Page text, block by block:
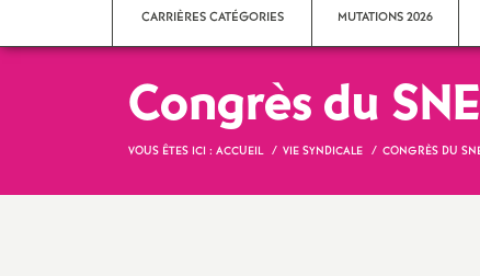
n
d
i
c
CARRIÈRES CATÉGORIES
Avancement d’échelon
MUTATIONS 2026
Congrès du
VOUS ÊTES ICI : ACCUEIL VIE SYNDICALE CONGRÈS DU